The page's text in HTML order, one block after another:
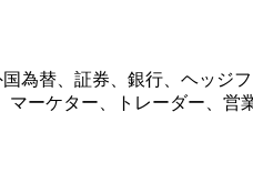
為替、証券、銀行、ヘッジ
ーケター、トレーダー、営